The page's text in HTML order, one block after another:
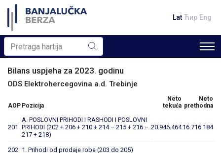
Lat Ћир Eng
Bilans uspjeha za 2023. godinu
ODS Elektrohercegovina a.d. Trebinje
AOP Pozicija
Neto
tekuća
Neto
prethodna
201
A. POSLOVNI PRIHODI I RASHODI I POSLOVNI
PRIHODI (202 + 206 + 210 + 214 – 215 + 216 –
217 + 218)
20.946.464 16.716.184
202 1. Prihodi od prodaje robe (203 do 205)